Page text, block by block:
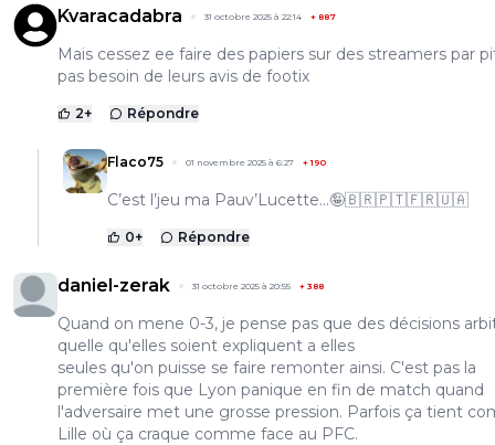
Kvaracadabra 31 octobre 2025 à 22:14 + 887
Mais cessez ee faire des papiers sur des streamers par
pas besoin de leurs avis de footix
2+ Répondre
Flaco75 01 novembre 2025 à 6:27 +190
C’est l’jeu ma Pauv’Lucette…🤪🇧🇷🇵🇹🇫🇷🇺🇦
0+ Répondre
daniel-zerak 31 octobre 2025 à 20:55 + 388
Quand on mene 0-3, je pense pas que des décisions
quelle qu'elles soient expliquent a elles
seules qu'on puisse se faire remonter ainsi. C'est pas la
première fois que Lyon panique en fin de match quand
l'adversaire met une grosse pression. Parfois ça tient
Lille où ça craque comme face au PFC.